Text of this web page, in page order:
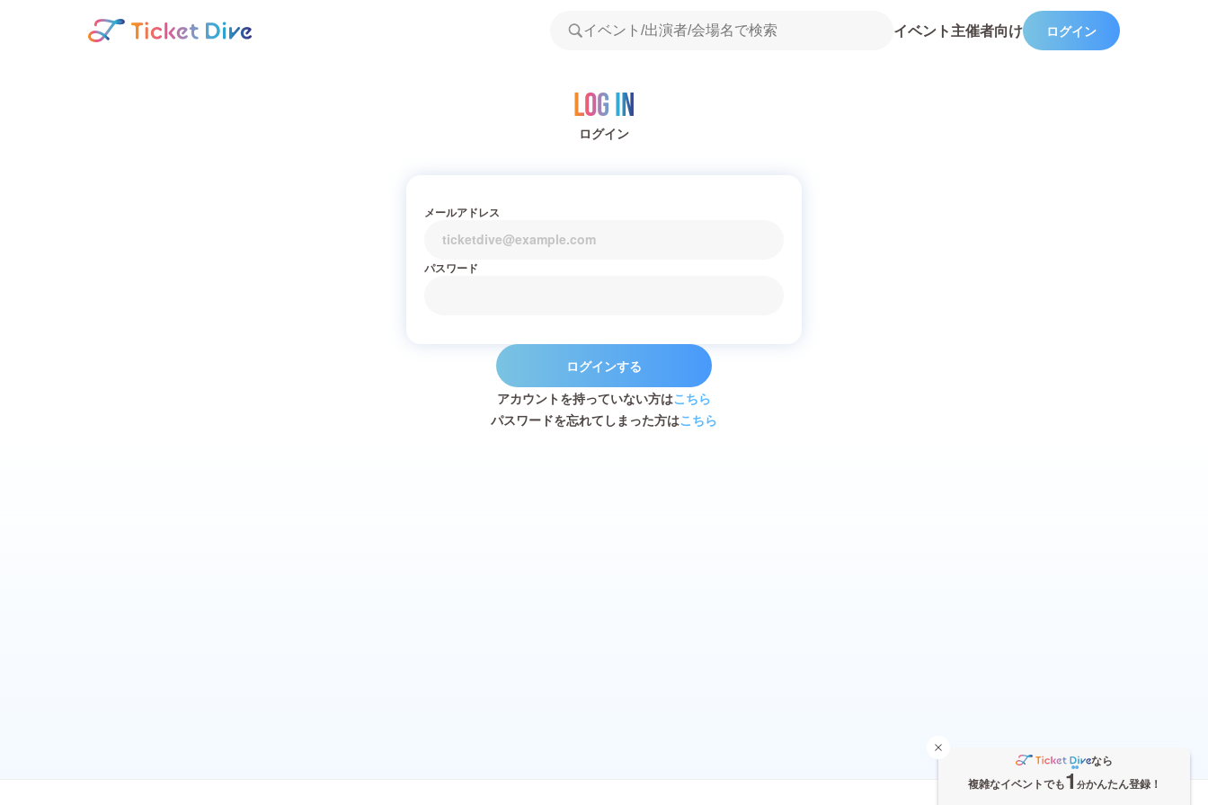
イベント主催者向け ログイン
Log in
ログイン
メールアドレス
パスワード
ログインする
アカウントを持っていない方はこちら
パスワードを忘れてしまった方はこちら
なら
複雑なイベントでも1 分かんたん登録！